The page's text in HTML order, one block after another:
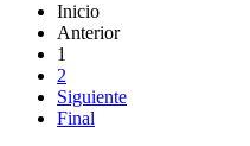
Inicio
Anterior
1
2
Siguiente
Final